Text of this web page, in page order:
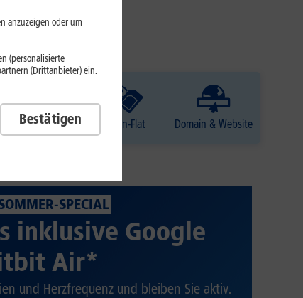
TV Daten-Flat Domain & Website
SPECIAL
inklusive Google
Air*
und Herzfrequenz und bleiben Sie aktiv.
anzuzeigen oder um
(personalisierte
(Drittanbieter) ein.
Bestätigen